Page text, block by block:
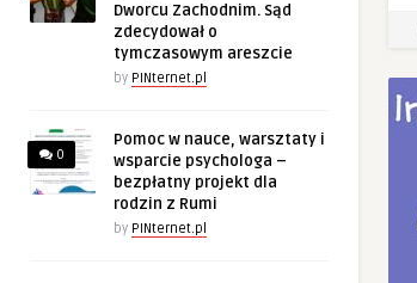
Dworcu Zachodnim. Sąd
zdecydował o
tymczasowym areszcie
by PINternet.pl
0
Pomoc w nauce, warsztaty i
wsparcie psychologa –
bezpłatny projekt dla
rodzin z Rumi
by PINternet.pl